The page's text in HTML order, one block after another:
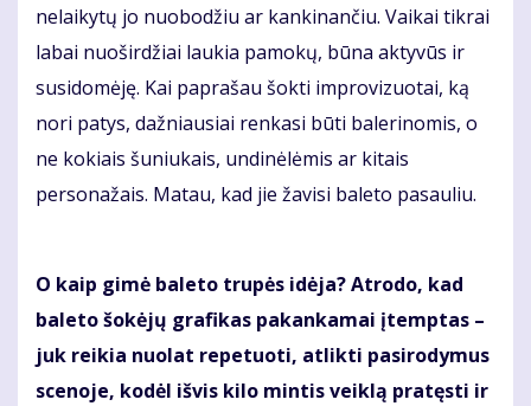
nelaikytų jo nuobodžiu ar kankinančiu. Vaikai tikrai
labai nuoširdžiai laukia pamokų, būna aktyvūs ir
susidomėję. Kai paprašau šokti improvizuotai, ką
nori patys, dažniausiai renkasi būti balerinomis, o
ne kokiais šuniukais, undinėlėmis ar kitais
personažais. Matau, kad jie žavisi baleto pasauliu.
O kaip gimė baleto trupės idėja? Atrodo, kad
baleto šokėjų grafikas pakankamai įtemptas –
juk reikia nuolat repetuoti, atlikti pasirodymus
scenoje, kodėl išvis kilo mintis veiklą pratęsti ir